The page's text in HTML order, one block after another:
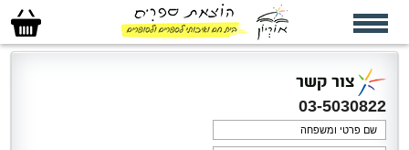
סל
הקניות
שלי
צור קשר
03-5030822